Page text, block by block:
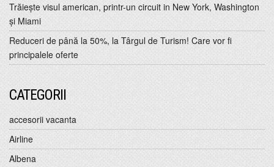
Trăiește visul american, printr-un circuit in New York, Washington
și Miami
Reduceri de până la 50%, la Târgul de Turism! Care vor fi
principalele oferte
CATEGORII
accesorii vacanta
Airline
Albena